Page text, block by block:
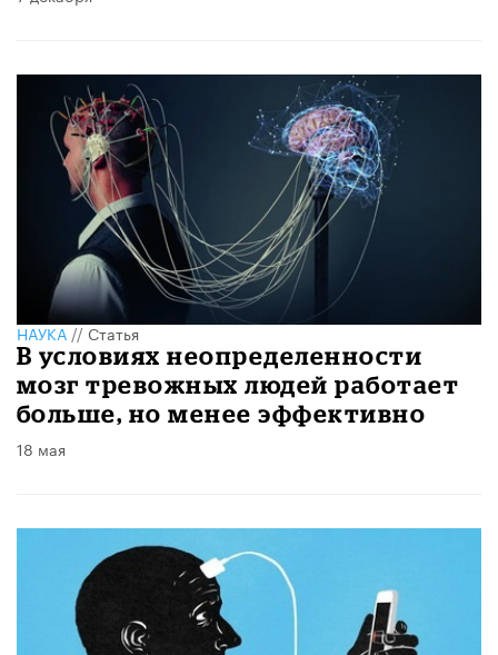
НАУКА//Статья
В условиях неопределенности
мозг тревожных людей работает
больше, но менее эффективно
18 мая